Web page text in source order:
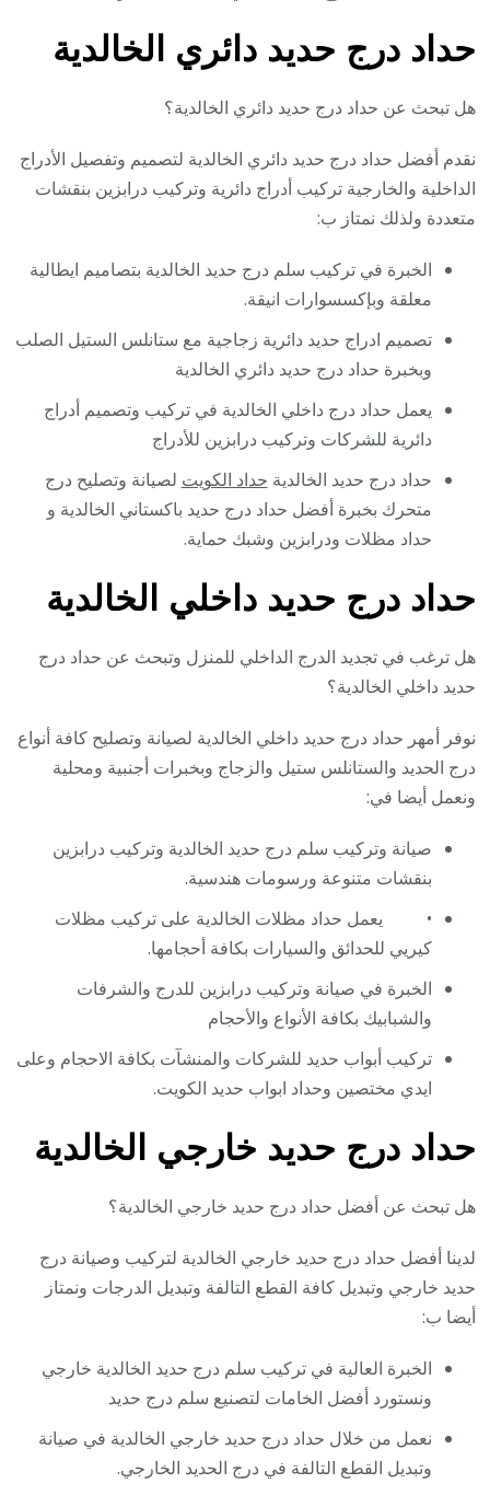
حداد درج حديد دائري الخالدية
هل تبحث عن حداد درج حديد دائري الخالدية؟
نقدم أفضل حداد درج حديد دائري الخالدية لتصميم وتفصيل الأدراج
الداخلية والخارجية تركيب أدراج دائرية وتركيب درابزين بنقشات
متعددة ولذلك نمتاز ب:
الخبرة في تركيب سلم درج حديد الخالدية بتصاميم ايطالية
معلقة وبإكسسوارات انيقة.
تصميم ادراج حديد دائرية زجاجية مع ستانلس الستيل الصلب
وبخبرة حداد درج حديد دائري الخالدية
يعمل حداد درج داخلي الخالدية في تركيب وتصميم أدراج
دائرية للشركات وتركيب درابزين للأدراج
حداد درج حديد الخالدية حداد الكويت لصيانة وتصليح درج
متحرك بخبرة أفضل حداد درج حديد باكستاني الخالدية و
حداد مظلات ودرابزين وشبك حماية.
حداد درج حديد داخلي الخالدية
هل ترغب في تجديد الدرج الداخلي للمنزل وتبحث عن حداد درج
حديد داخلي الخالدية؟
نوفر أمهر حداد درج حديد داخلي الخالدية لصيانة وتصليح كافة أنواع
درج الحديد والستانلس ستيل والزجاج وبخبرات أجنبية ومحلية
ونعمل أيضا في:
صيانة وتركيب سلم درج حديد الخالدية وتركيب درابزين
بنقشات متنوعة ورسومات هندسية.
• يعمل حداد مظلات الخالدية على تركيب مظلات
كيريي للحدائق والسيارات بكافة أحجامها.
الخبرة في صيانة وتركيب درابزين للدرج والشرفات
والشبابيك بكافة الأنواع والأحجام
تركيب أبواب حديد للشركات والمنشآت بكافة الاحجام وعلى
ايدي مختصين وحداد ابواب حديد الكويت.
حداد درج حديد خارجي الخالدية
هل تبحث عن أفضل حداد درج حديد خارجي الخالدية؟
لدينا أفضل حداد درج حديد خارجي الخالدية لتركيب وصيانة درج
حديد خارجي وتبديل كافة القطع التالفة وتبديل الدرجات ونمتاز
أيضا ب:
الخبرة العالية في تركيب سلم درج حديد الخالدية خارجي
ونستورد أفضل الخامات لتصنيع سلم درج حديد
نعمل من خلال حداد درج حديد خارجي الخالدية في صيانة
وتبديل القطع التالفة في درج الحديد الخارجي.